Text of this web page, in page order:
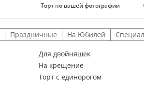
Торт по вашей фотографии
Праздничные На Юбилей
Для двойняшек
На крещение
Торт с единорогом